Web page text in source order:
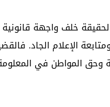
خلف واجهة قانونية
الإعلام الجاد.
وحق المواطن في